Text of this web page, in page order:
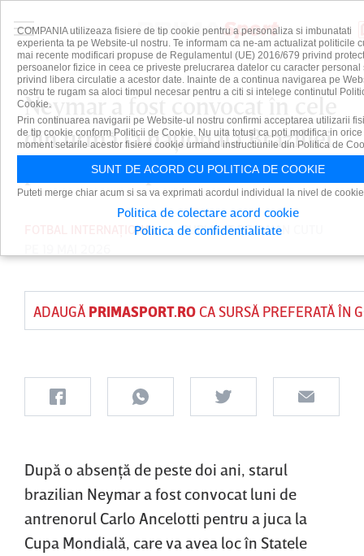
Neymar a fost convocat în cele
din urmă la naţionala Braziliei
pentru Campionatul Mondial
FOTBAL INTERNAȚIONAL PUBLICAT DEDAIAN CUTU
ADAUGĂ PRIMASPORT.ROCA SURSĂ PREFERATĂ ÎN
După o absenţă de peste doi ani, starul
brazilian Neymar a fost convocat luni de
antrenorul Carlo Ancelotti pentru a juca la
Cupa Mondială, care va avea loc în Statele
COMPANIA utilizeaza fisiere de tip cookie pentru a personaliza si imbunatati
experienta ta pe Website-ul nostru. Te informam ca ne-am actualizat politicile
mai recente modificari propuse de Regulamentul (UE) 2016/679 privind
persoanelor fizice in ceea ce priveste prelucrarea datelor cu caracter personal
privind libera circulatie a acestor date. Inainte de a continua navigarea pe
nostru te rugam sa aloci timpul necesar pentru a citi si intelege continutul
Cookie.
Prin continuarea navigarii pe Website-ul nostru confirmi acceptarea utilizarii
de tip cookie conform Politicii de Cookie. Nu uita totusi ca poti modifica in orice
moment setarile acestor fisiere cookie urmand instructiunile din Politica de
SUNT DE ACORD CU POLITICA DE COOKIE
Puteti merge chiar acum si sa va exprimati acordul individual la nivel de
Politica de colectare acord cookie
Politica de confidentialitate